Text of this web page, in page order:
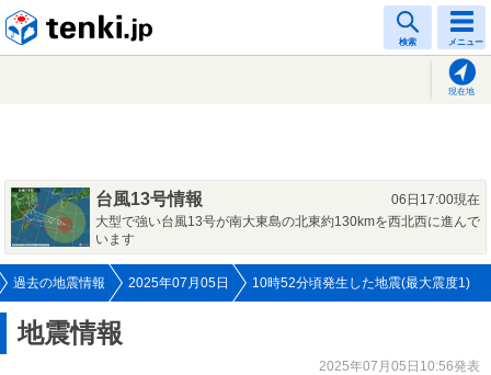
検索 メニュー
現在地
台風13号情報
06日17:00現在
大型で強い台風13号が南大東島の北東約130kmを西北西に進んで
います
過去の地震情報 2025年07月05日 10時52分頃発生した地震(最大震度1)
地震情報
2025年07月05日10:56発表